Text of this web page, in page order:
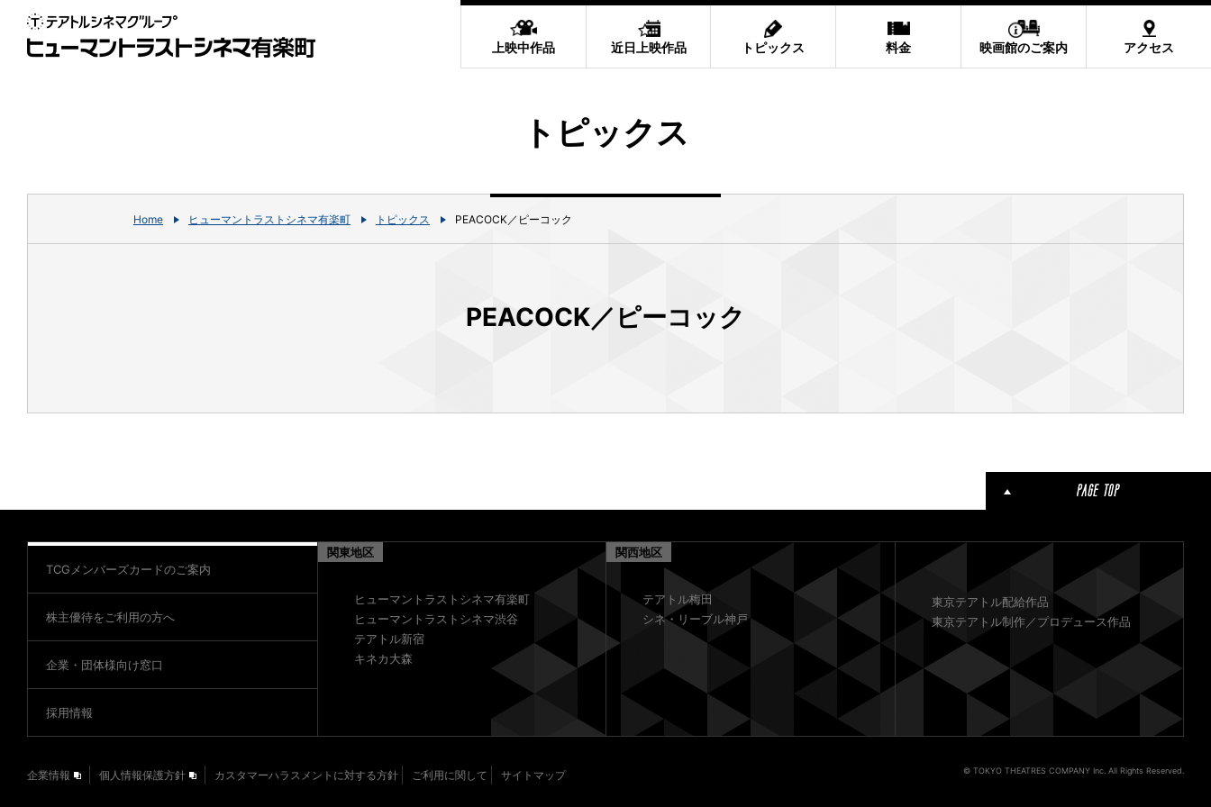
上映中作品 近日上映作品 トピックス 料金 映画館のご案内 アクセス
トピックス
Home ヒューマントラストシネマ有楽町 トピックス PEACOCK／ピーコック
PEACOCK／ピーコック
TCGメンバーズカードのご案内
株主優待をご利用の方へ
企業・団体様向け窓口
採用情報
関東地区
ヒューマントラストシネマ有楽町
ヒューマントラストシネマ渋谷
テアトル新宿
キネカ大森
関西地区
テアトル梅田
シネ・リーブル神戸
東京テアトル配給作品
東京テアトル制作／プロデュース作品
企業情報 個人情報保護方針 カスタマーハラスメントに対する方針 ご利用に関して サイトマップ © TOKYO THEATRES COMPANY Inc. All Rights Reserved.